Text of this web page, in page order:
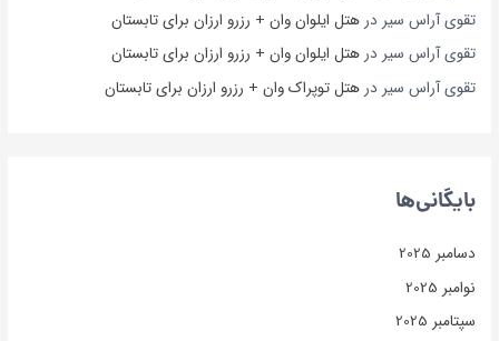
تقوی آراس سیر درهتل ایلوان وان + رزرو ارزان برای تابستان
تقوی آراس سیر درهتل ایلوان وان + رزرو ارزان برای تابستان
تقوی آراس سیر درهتل توپراک وان + رزرو ارزان برای تابستان
بایگانی‌ها
دسامبر 2025
نوامبر 2025
سپتامبر 2025